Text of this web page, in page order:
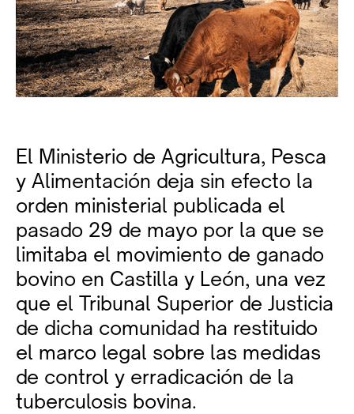
El Ministerio de Agricultura, Pesca
y Alimentación deja sin efecto la
orden ministerial publicada el
pasado 29 de mayo por la que se
limitaba el movimiento de ganado
bovino en Castilla y León, una vez
que el Tribunal Superior de Justicia
de dicha comunidad ha restituido
el marco legal sobre las medidas
de control y erradicación de la
tuberculosis bovina.